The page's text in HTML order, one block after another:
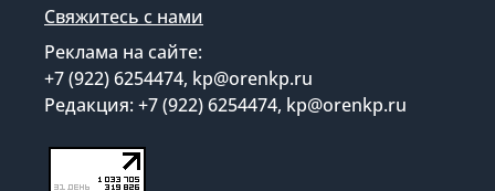
Свяжитесь с нами
Реклама на сайте:
+7 (922) 6254474, kp@orenkp.ru
Редакция: +7 (922) 6254474, kp@orenkp.ru